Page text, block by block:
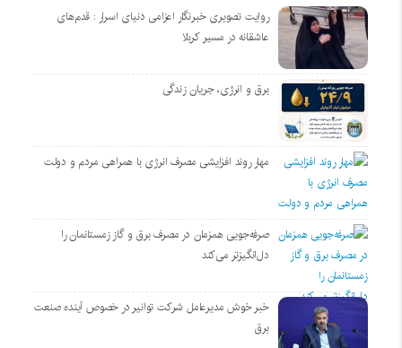
روایت تصویری خبرنگار اعزامی دنیای اسرار : قدم‌های
عاشقانه در مسیر کربلا
برق و انرژی، جریان زندگی
مهار روند افزایشی مصرف انرژی با همراهی مردم و دولت
صرفه‌جویی همزمان در مصرف برق و گاز زمستانمان را
دل‌انگیزتر می‌کند
خبر خوش مدیرعامل شرکت توانیر در خصوص آینده صنعت
برق